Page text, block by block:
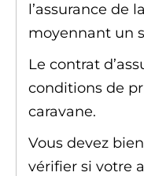
l’assurance de
moyennant un
Le contrat
conditions de
caravane.
Vous devez
vérifier si votre